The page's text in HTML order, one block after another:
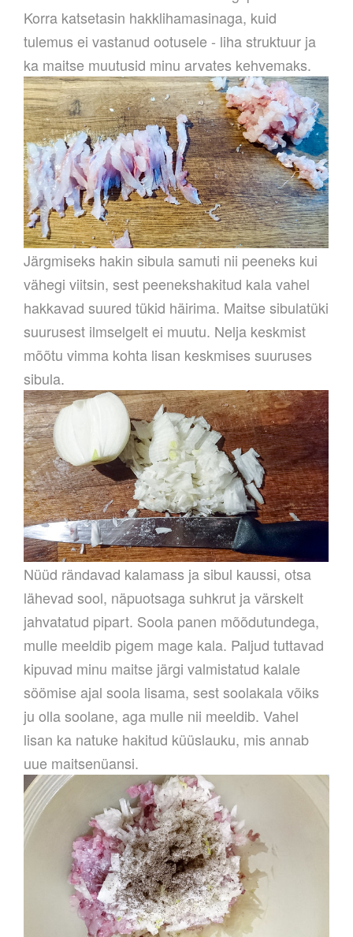
Korra katsetasin hakklihamasinaga, kuid
tulemus ei vastanud ootusele - liha struktuur ja
ka maitse muutusid minu arvates kehvemaks.
Järgmiseks hakin sibula samuti nii peeneks kui
vähegi viitsin, sest peenekshakitud kala vahel
hakkavad suured tükid häirima. Maitse sibulatüki
suurusest ilmselgelt ei muutu. Nelja keskmist
mõõtu vimma kohta lisan keskmises suuruses
sibula.
Nüüd rändavad kalamass ja sibul kaussi, otsa
lähevad sool, näpuotsaga suhkrut ja värskelt
jahvatatud pipart. Soola panen mõõdutundega,
mulle meeldib pigem mage kala. Paljud tuttavad
kipuvad minu maitse järgi valmistatud kalale
söömise ajal soola lisama, sest soolakala võiks
ju olla soolane, aga mulle nii meeldib. Vahel
lisan ka natuke hakitud küüslauku, mis annab
uue maitsenüansi.